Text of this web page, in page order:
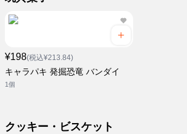
¥198(税込¥213.84)
キャラパキ 発掘恐竜 バンダイ
1個
クッキー・ビスケット